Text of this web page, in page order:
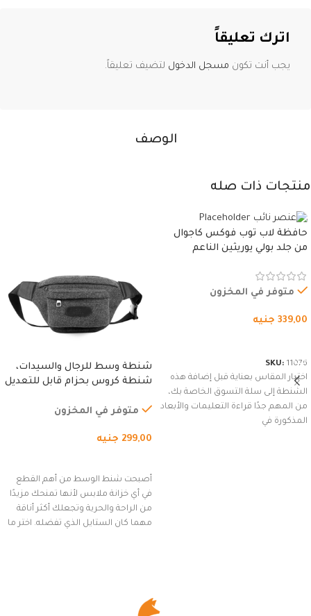
الوصف
اترك تعليقاً
يجب أنت تكون مسجل الدخول لتضيف تعليقاً.
منتجات ذات صله
حافظة لاب توب فوكس كاجوال
من جلد بولي يوريثين الناعم
وسوستة.
متوفر في المخزون
339,00 جنيه
SKU: 11076
اختيار المقاس بعناية قبل إضافة هذه
الشنطة إلى سلة التسوق الخاصة بك،
من المهم جدًا قراءة التعليمات والأبعاد
المذكورة في
شنطة وسط للرجال والسيدات،
شنطة كروس بحزام قابل للتعديل
السفر، الجري العادي، المشي
(رمادي)
متوفر في المخزون
299,00 جنيه
أصبحت شنط الوسط من أهم القطع
في أي خزانة ملابس لأنها تمنحك مزيدًا
من الراحة والحرية وتجعلك أكثر أناقة
مهما كان الستايل الذي تفضله. اختر ما